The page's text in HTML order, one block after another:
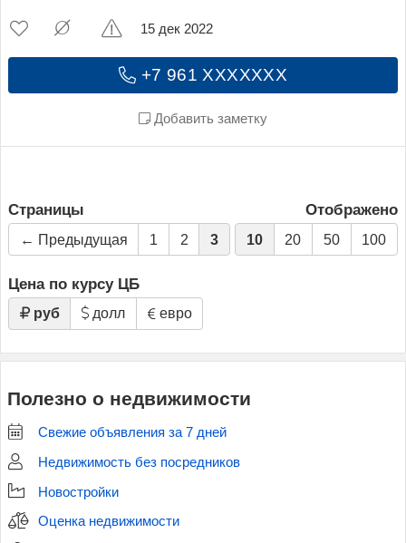
+7 961 XXXXXXX
Добавить заметку
15 дек 2022
Страницы
← Предыдущая 1 2 3
Отображено
10 20 50 100
Цена по курсу ЦБ
руб долл евро
Полезно о недвижимости
Свежие объявления за 7 дней
Недвижимость без посредников
Новостройки
Оценка недвижимости